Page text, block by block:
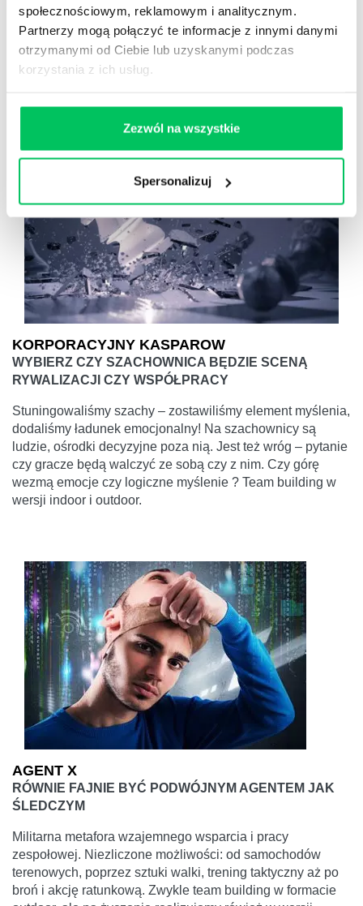
społecznościowym, reklamowym i analitycznym.
Partnerzy mogą połączyć te informacje z innymi danymi
otrzymanymi od Ciebie lub uzyskanymi podczas
korzystania z ich usług.
Zezwól na wszystkie
Spersonalizuj
wygrane i spektakularne wtopy. Fun faktor na wysokim
poziomie. Format team buildingu wyłącznie
outdoor’owego!
KORPORACYJNY KASPAROW
WYBIERZ CZY SZACHOWNICA BĘDZIE SCENĄ
RYWALIZACJI CZY WSPÓŁPRACY
Stuningowaliśmy szachy – zostawiliśmy element myślenia,
dodaliśmy ładunek emocjonalny! Na szachownicy są
ludzie, ośrodki decyzyjne poza nią. Jest też wróg – pytanie
czy gracze będą walczyć ze sobą czy z nim. Czy górę
wezmą emocje czy logiczne myślenie ? Team building w
wersji indoor i outdoor.
AGENT X
RÓWNIE FAJNIE BYĆ PODWÓJNYM AGENTEM JAK
ŚLEDCZYM
Militarna metafora wzajemnego wsparcia i pracy
zespołowej. Niezliczone możliwości: od samochodów
terenowych, poprzez sztuki walki, trening taktyczny aż po
broń i akcję ratunkową. Zwykle team building w formacie